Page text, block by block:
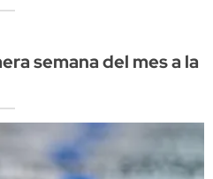
semana del mes a la